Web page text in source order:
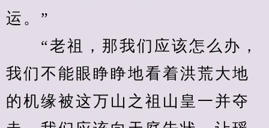
运。”
“老祖，那我们应该怎么办，
我们不能眼睁睁地看着洪荒大地
的机缘被这万山之祖山皇一并夺